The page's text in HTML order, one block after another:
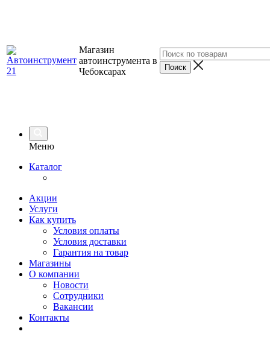
Магазин
автоинструмента в
Чебоксарах
Меню
Каталог
Акции
Услуги
Как купить
Условия оплаты
Условия доставки
Гарантия на товар
Магазины
О компании
Новости
Сотрудники
Вакансии
Контакты